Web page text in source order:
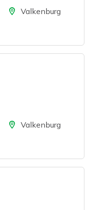
LocatieValkenburg
LocatieValkenburg